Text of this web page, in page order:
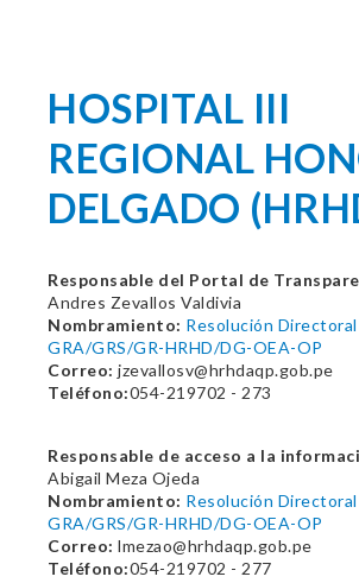
HOSPITAL III
REGIONAL
DELGADO
Responsable del Portal de
Andres Zevallos Valdivia
Nombramiento: Resolución
GRA/GRS/GR-HRHD/DG-OEA-OP
Correo: jzevallosv@hrhdaqp.gob.pe
Teléfono:054-219702 - 273
Responsable de acceso a la
Abigail Meza Ojeda
Nombramiento: Resolución
GRA/GRS/GR-HRHD/DG-OEA-OP
Correo: lmezao@hrhdaqp.gob.pe
Teléfono:054-219702 - 277